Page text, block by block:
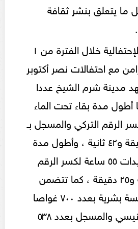
ما يتعلق بنشر ثقافة
وتمتد فعاليات الإحتفالية خلال الفترة من ١
مع احتفالات نصر أكتوبر
مدينة شرم الشيخ عددا
مدة بقاء تحت الماء
لكسر الرقم التركي والمسجل بـ
١٤٢ ساعة و٤٢ دقيقة و٤٢ ثانية ، وأطول مدة
بقاء تحت الماء سيدات ٥٥ ساعة لكسر الرقم
الأمريكي ٥١ ساعة و٢٥ دقيقة ، كما تتضمن
الأحداث أطول سلسة بشرية بعدد ٧٠٠ غواصا
لكسر الرقم الاندونيسي والمسجل بعدد ٥٣٨